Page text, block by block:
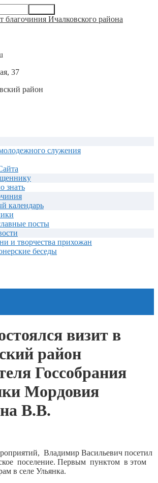
благочиния Ичалковского района
37
район
служения
знать
календарь
посты
и творчества прихожан
беседы
визит в
район
Госсобрания
Мордовия
В.В.
Владимир Васильевич посетил
поселение. Первым пунктом в этом
в селе Ульянка.